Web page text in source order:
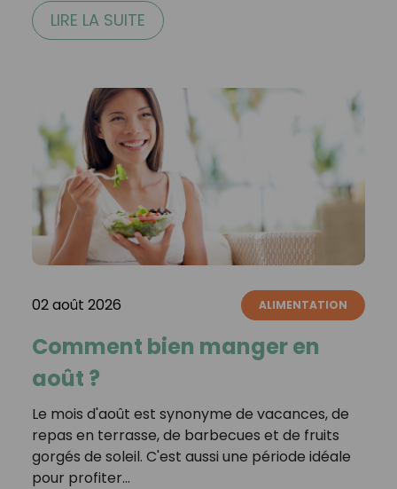
LIRE LA SUITE
02 août 2026 ALIMENTATION
Comment bien manger en
août ?
Le mois d'août est synonyme de vacances, de
repas en terrasse, de barbecues et de fruits
gorgés de soleil. C'est aussi une période idéale
pour profiter…